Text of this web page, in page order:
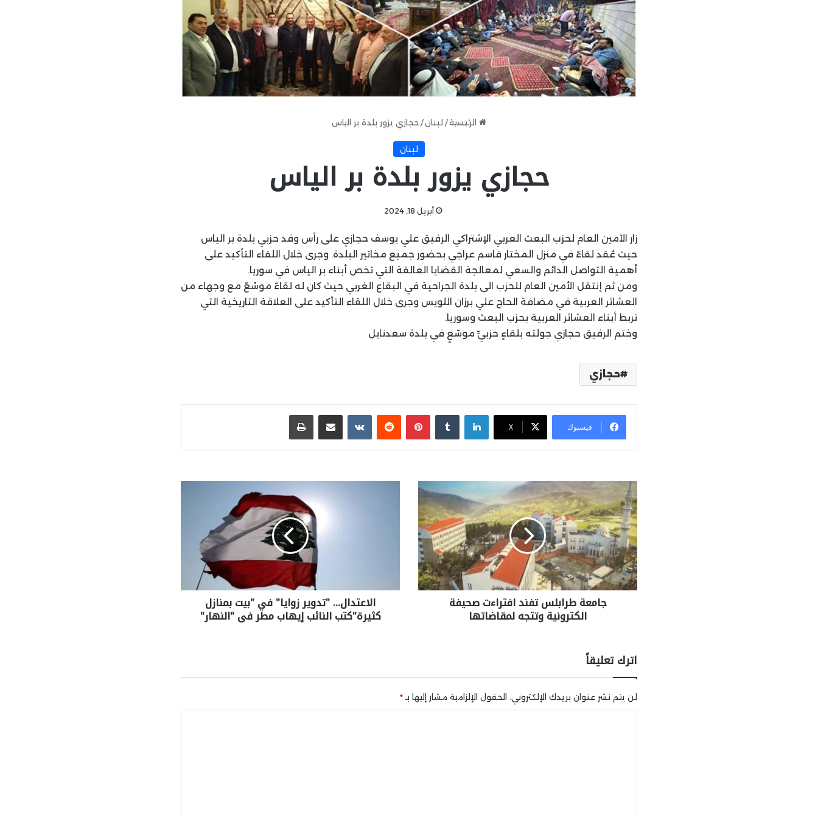
الرئيسية/ لبنان/ حجازي يزور بلدة بر الياس
لبنان
حجازي يزور بلدة بر الياس
أبريل 18, 2024
زار الأمين العام لحزب البعث العربي الإشتراكي الرفيق علي يوسف حجازي على رأس وفد حزبي بلدة بر الياس
حيث عُقد لقاءٌ في منزل المختار قاسم عراجي بحضور جميع مخاتير البلدة. وجرى خلال اللقاء التأكيد على
أهمية التواصل الدائم والسعي لمعالجة القضايا العالقة التي تخص أبناء بر الياس في سوريا.
ومن ثم إنتقل الأمين العام للحزب الى بلدة الجراحية في البقاع الغربي حيث كان له لقاءٌ موسّعٌ مع وجهاء من
العشائر العربية في مضافة الحاج علي برزان اللويس وجرى خلال اللقاء التأكيد على العلاقة التاريخية التي
تربط أبناء العشائر العربية بحزب البعث وسوريا.
وختم الرفيق حجازي جولته بلقاءٍ حزبيٍّ موسّعٍ في بلدة سعدنايل
حجازي
فيسبوك X
لينكدإن بينتيريست مشاركة عبر البريد طباعة
جامعة طرابلس تفند افتراءت صحيفة
الكترونية وتتجه لمقاضاتها
الاعتدال… "تدوير زوايا" في "بيت بمنازل
كثيرة"كتب النائب إيهاب مطر في "النهار"
اترك تعليقاً
لن يتم نشر عنوان بريدك الإلكتروني. الحقول الإلزامية مشار إليها بـ *